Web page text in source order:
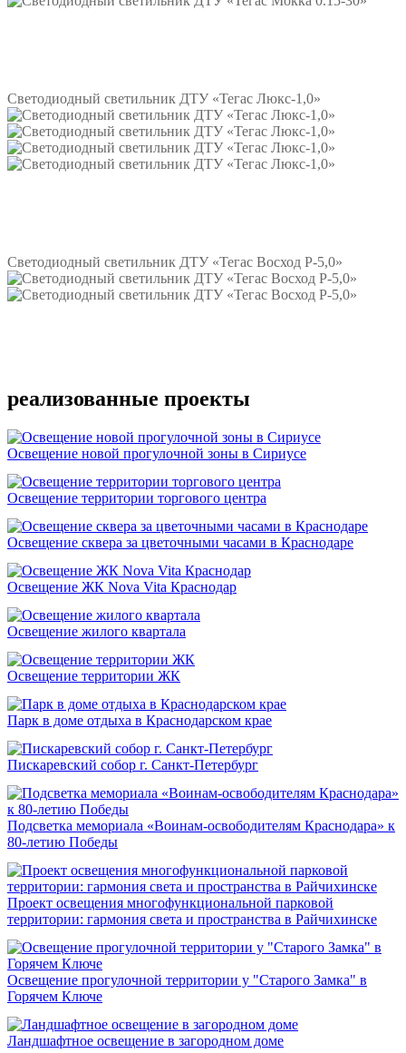
Светодиодный светильник ДТУ «Тегас Люкс-1,0»
Светодиодный светильник ДТУ «Тегас Восход Р-5,0»
реализованные проекты
Освещение новой прогулочной зоны в Сириусе
Освещение территории торгового центра
Освещение сквера за цветочными часами в Краснодаре
Освещение ЖК Nova Vita Краснодар
Освещение жилого квартала
Освещение территории ЖК
Парк в доме отдыха в Краснодарском крае
Пискаревский собор г. Санкт-Петербург
Подсветка мемориала «Воинам-освободителям Краснодара» к
80-летию Победы
Проект освещения многофункциональной парковой
территории: гармония света и пространства в Райчихинске
Освещение прогулочной территории у "Старого Замка" в
Горячем Ключе
Ландшафтное освещение в загородном доме